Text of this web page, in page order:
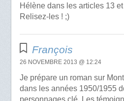
Hélène dans les articles 13 et
Relisez-les ! ;)
François
26 NOVEMBRE 2013 @ 12:24
Je prépare un roman sur
dans les années 1950/1955